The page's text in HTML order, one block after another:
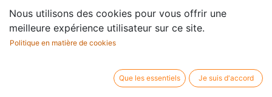
3 Sätze in zwei Teilen (Study
Nous utilisons des cookies pour vous offrir une
meilleure expérience utilisateur sur ce site.
Politique en matière de cookies
Que les essentiels Je suis d'accord